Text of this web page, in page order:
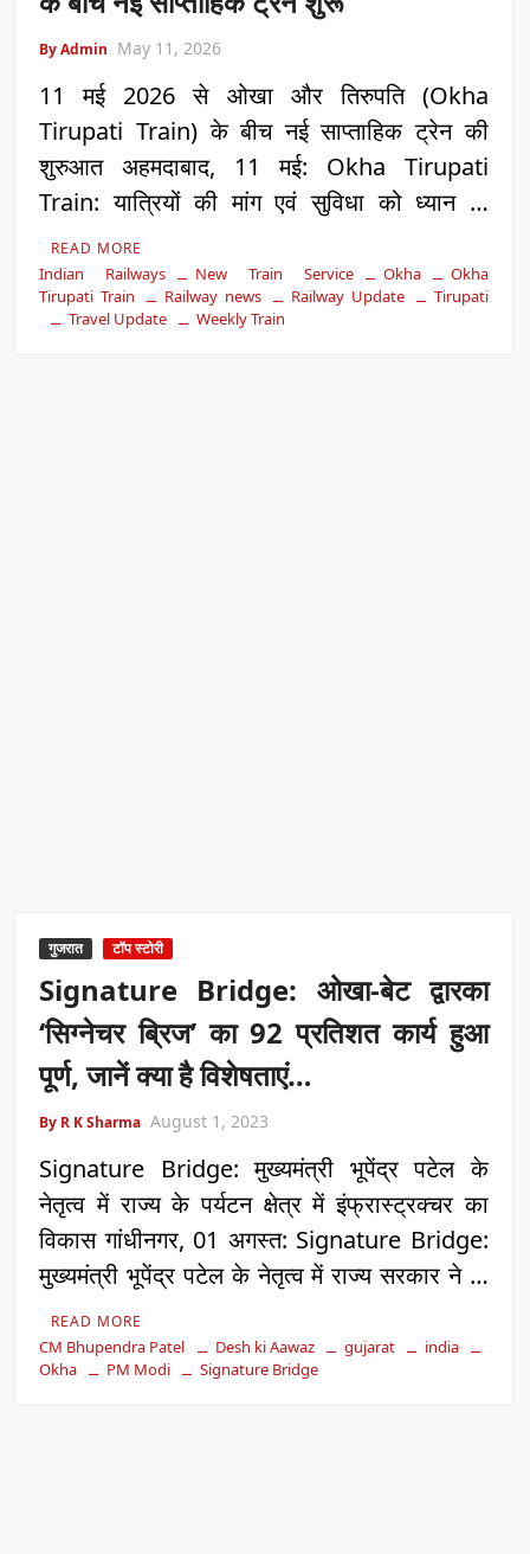
By Admin May 11, 2026
11 मई 2026 से ओखा और तिरुपति (Okha
Tirupati Train) के बीच नई साप्ताहिक ट्रेन की
शुरुआत अहमदाबाद, 11 मई: Okha Tirupati
Train: यात्रियों की मांग एवं सुविधा को ध्यान …
READ MORE
Indian Railways New Train Service Okha
Okha
Tirupati Train
Railway news Railway Update
Tirupati
Travel Update
Weekly Train
गुजरात टॉप स्टोरी
Signature Bridge: ओखा-बेट द्वारका
‘सिग्नेचर ब्रिज’ का 92 प्रतिशत कार्य हुआ
पूर्ण, जानें क्या है विशेषताएं…
By R K Sharma August 1, 2023
Signature Bridge: मुख्यमंत्री भूपेंद्र पटेल के
नेतृत्व में राज्य के पर्यटन क्षेत्र में इंफ्रास्ट्रक्चर का
विकास गांधीनगर, 01 अगस्त: Signature Bridge:
मुख्यमंत्री भूपेंद्र पटेल के नेतृत्व में राज्य सरकार ने …
READ MORE
CM Bhupendra Patel Desh ki Aawaz gujarat
india
Okha
PM Modi Signature Bridge